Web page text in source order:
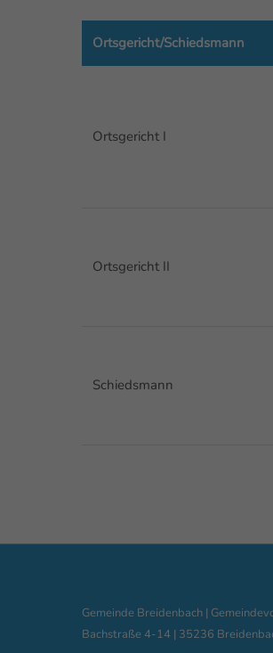
Ortsgericht/Schiedsmann
Ortsgericht I
Ortsgericht II
Schiedsmann
Gemeinde Breidenbach |
Bachstraße 4-14 | 35236